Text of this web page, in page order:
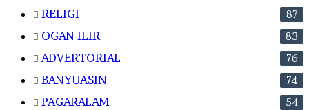
RELIGI 87
OGAN ILIR 83
ADVERTORIAL 76
BANYUASIN 74
PAGARALAM 54